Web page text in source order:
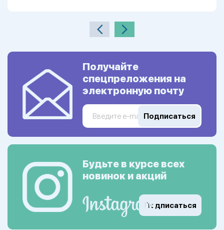
Получайте
спецпреложения на
электронную почту
Подписаться
Будьте в курсе всех
новинок и акций
Подписаться